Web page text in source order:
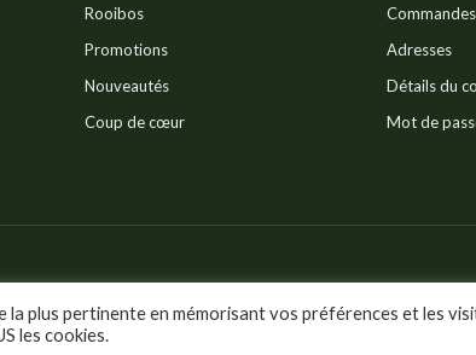
Rooibos
Promotions
Nouveautés
Coup de cœur
Commandes
Adresses
Détails du
Mot de
plus pertinente en mémorisant vos préférences et les
les cookies.